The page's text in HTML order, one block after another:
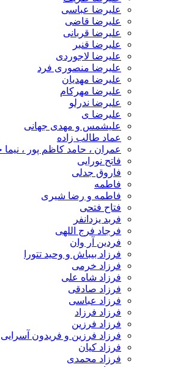
علیرضا عباسی
علیرضا قاضی
علیرضا قربانی
علیرضا قنبر
علیرضا لاجوردی
علیرضا منصوری فرد
علیرضا مهدیان
علیرضا مهرکام
علیرضا ندرلو
علیرضا ی
علیشمس و مهدی جهانی
عماد طالب زاده
عمران ، حامد کاظم پور ، نیما حنجر
فاتح نورایی
فاروق جدلی
فاطمه
فاطمه و رضا شیری
فتاح فتحی
فربد یزدانفر
فرجاد فرج اللهی
فردین آر وان
فرزاد بیباش و وحید تتورا
فرزاد خرمی
فرزاد شاه علی
فرزاد صادقی
فرزاد عباسی
فرزاد فرزاد
فرزاد فرزین
فرزاد فرزین و فریدون آسرایی
فرزاد کیان
فرزاد محمدی